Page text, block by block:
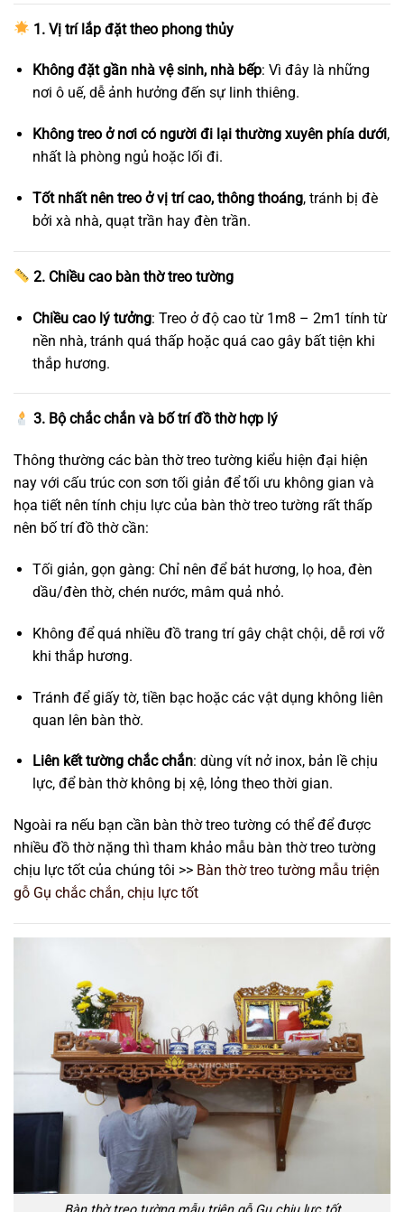
1. Vị trí lắp đặt theo phong thủy
Không đặt gần nhà vệ sinh, nhà bếp: Vì đây là những
nơi ô uế, dễ ảnh hưởng đến sự linh thiêng.
Không treo ở nơi có người đi lại thường xuyên phía dưới,
nhất là phòng ngủ hoặc lối đi.
Tốt nhất nên treo ở vị trí cao, thông thoáng, tránh bị đè
bởi xà nhà, quạt trần hay đèn trần.
2. Chiều cao bàn thờ treo tường
Chiều cao lý tưởng: Treo ở độ cao từ 1m8 – 2m1 tính từ
nền nhà, tránh quá thấp hoặc quá cao gây bất tiện khi
thắp hương.
3. Bộ chắc chắn và bố trí đồ thờ hợp lý
Thông thường các bàn thờ treo tường kiểu hiện đại hiện
nay với cấu trúc con sơn tối giản để tối ưu không gian và
họa tiết nên tính chịu lực của bàn thờ treo tường rất thấp
nên bố trí đồ thờ cần:
Tối giản, gọn gàng: Chỉ nên để bát hương, lọ hoa, đèn
dầu/đèn thờ, chén nước, mâm quả nhỏ.
Không để quá nhiều đồ trang trí gây chật chội, dễ rơi vỡ
khi thắp hương.
Tránh để giấy tờ, tiền bạc hoặc các vật dụng không liên
quan lên bàn thờ.
Liên kết tường chắc chắn: dùng vít nở inox, bản lề chịu
lực, để bàn thờ không bị xệ, lỏng theo thời gian.
Ngoài ra nếu bạn cần bàn thờ treo tường có thể để được
nhiều đồ thờ nặng thì tham khảo mẫu bàn thờ treo tường
chịu lực tốt của chúng tôi >> Bàn thờ treo tường mẫu triện
gỗ Gụ chắc chắn, chịu lực tốt